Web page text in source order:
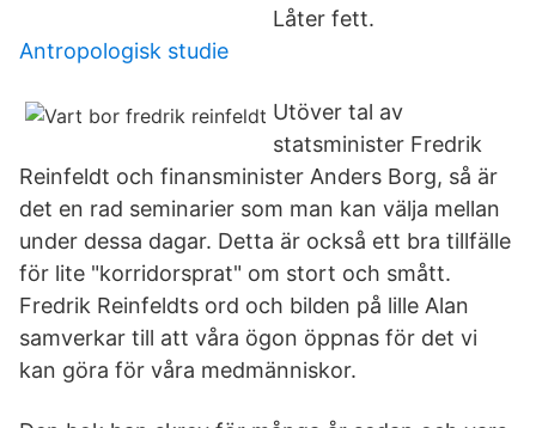
Låter fett.
Antropologisk studie
Utöver tal av
statsminister Fredrik
Reinfeldt och finansminister Anders Borg, så är
det en rad seminarier som man kan välja mellan
under dessa dagar. Detta är också ett bra tillfälle
för lite "korridorsprat" om stort och smått.
Fredrik Reinfeldts ord och bilden på lille Alan
samverkar till att våra ögon öppnas för det vi
kan göra för våra medmänniskor.